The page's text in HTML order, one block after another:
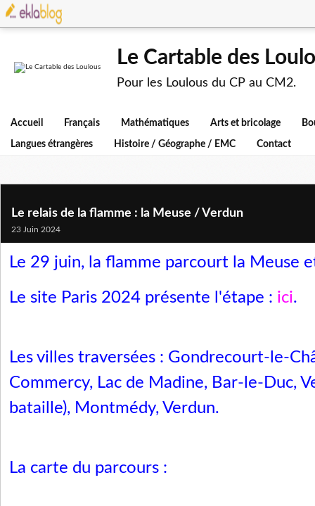
Le Cartable des
Pour les Loulous du CP au CM2.
Accueil Français Mathématiques Arts et bricolage
Langues étrangères Histoire / Géographe / EMC Contact
Le relais de la flamme : la Meuse / Verdun
23 Juin 2024
Le 29 juin, la flamme parcourt la Meuse
Le site Paris 2024 présente l'étape : ici.
Les villes traversées : Gondrecourt-le-
Commercy, Lac de Madine, Bar-le-Duc,
bataille), Montmédy, Verdun.
La carte du parcours :